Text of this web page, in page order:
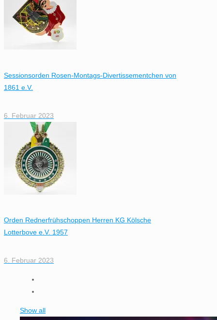
Sessionsorden Rosen-Montags-Divertissementchen von
1861 e.V.
6. Februar 2023
Orden Rednerfrühschoppen Herren KG Kölsche
Lotterbove e.V. 1957
6. Februar 2023
Show all